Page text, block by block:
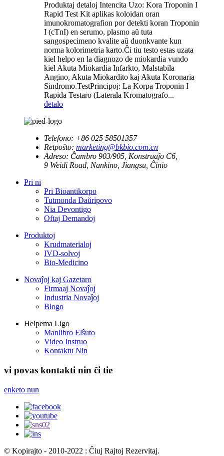
Produktaj detaloj Intencita Uzo: Kora Troponin I
Rapid Test Kit aplikas koloidan oran
imunokromatografion por detekti koran Troponin
I (cTnI) en serumo, plasmo aŭ tuta
sangospecimeno kvalite aŭ duonkvante kun
norma kolorimetria karto.Ĉi tiu testo estas uzata
kiel helpo en la diagnozo de miokardia vundo
kiel Akuta Miokardia Infarkto, Malstabila
Angino, Akuta Miokardito kaj Akuta Koronaria
Sindromo.TestPrincipoj: La Korpa Troponin I
Rapida Testaro (Laterala Kromatografo...
detalo
Telefono: +86 025 58501357
Retpoŝto: marketing@bkbio.com.cn
Adreso: Ĉambro 903/905, Konstruaĵo C6,
9 Weidi Road, Nankino, Jiangsu, Ĉinio
Pri ni
Pri Bioantikorpo
Tutmonda Daŭripovo
Nia Devontigo
Oftaj Demandoj
Produktoj
Krudmaterialoj
IVD-solvoj
Bio-Medicino
Novaĵoj kaj Gazetaro
Firmaaj Novaĵoj
Industria Novaĵoj
Blogo
Helpema Ligo
Manlibro Elŝuto
Video Instruo
Kontaktu Nin
vi povas kontakti nin ĉi tie
enketo nun
© Kopirajto - 2010-2022 : Ĉiuj Rajtoj Rezervitaj.